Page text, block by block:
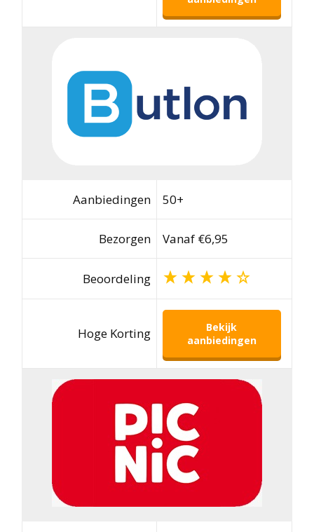
Aanbiedingen 50+
Bezorgen Vanaf €6,95
Beoordeling
Hoge Korting
Bekijk
aanbiedingen